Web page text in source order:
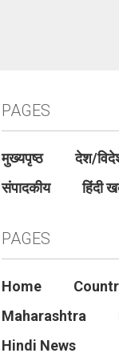
PAGES
मुख्यपृष्ठ देश/
संपादकीय
हिंदी
PAGES
Home
Maharashtra
Hindi News